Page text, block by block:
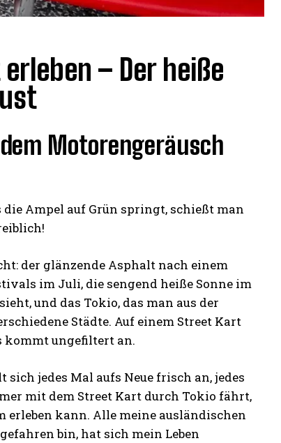
– Der heiße
Motorengeräusch
Ampel auf Grün springt, schießt man
der glänzende Asphalt nach einem
im Juli, die sengend heiße Sonne im
und das Tokio, das man aus der
Städte. Auf einem Street Kart
kommt ungefiltert an.
jedes Mal aufs Neue frisch an, jedes
mit dem Street Kart durch Tokio fährt,
erleben kann. Alle meine ausländischen
bin, hat sich mein Leben